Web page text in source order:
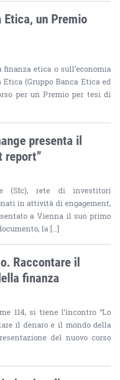
Etica, un Premio
etica o sull’economia
(Gruppo Banca Etica ed
per un Premio per tesi di
presenta il
report”
(Sfc), rete di investitori
in attività di engagement,
a Vienna il suo primo
la […]
Raccontare il
finanza
114, si tiene l’incontro “Lo
il denaro e il mondo della
del nuovo corso